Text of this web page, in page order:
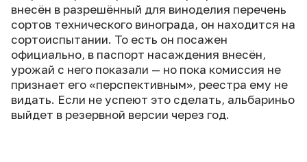
внесён в разрешённый для виноделия перечень
сортов технического винограда, он находится на
сортоиспытании. То есть он посажен
официально, в паспорт насаждения внесён,
урожай с него показали — но пока комиссия не
признает его «перспективным», реестра ему не
видать. Если не успеют это сделать, альбариньо
выйдет в резервной версии через год.